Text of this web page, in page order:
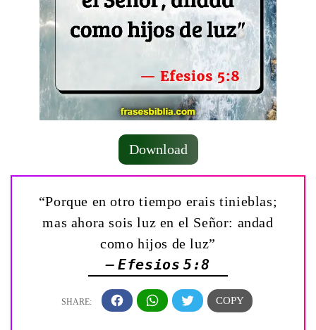
Download
“Porque en otro tiempo erais tinieblas;
mas ahora sois luz en el Señor: andad
como hijos de luz”
— Efesios 5:8